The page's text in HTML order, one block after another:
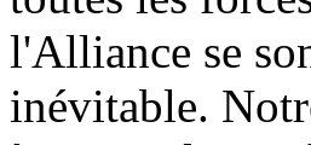
l'Alliance se
inévitable.